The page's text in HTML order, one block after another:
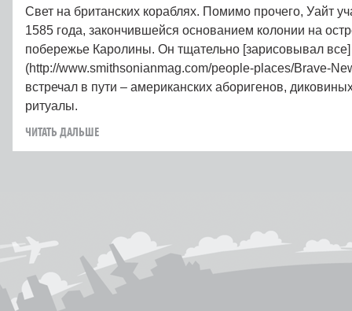
Свет на британских кораблях. Помимо прочего, Уайт
1585 года, закончившейся основанием колонии на
побережье Каролины. Он тщательно [зарисовывал все]
(http://www.smithsonianmag.com/people-places/Brave-
встречал в пути – американских аборигенов,
ритуалы.
ЧИТАТЬ ДАЛЬШЕ